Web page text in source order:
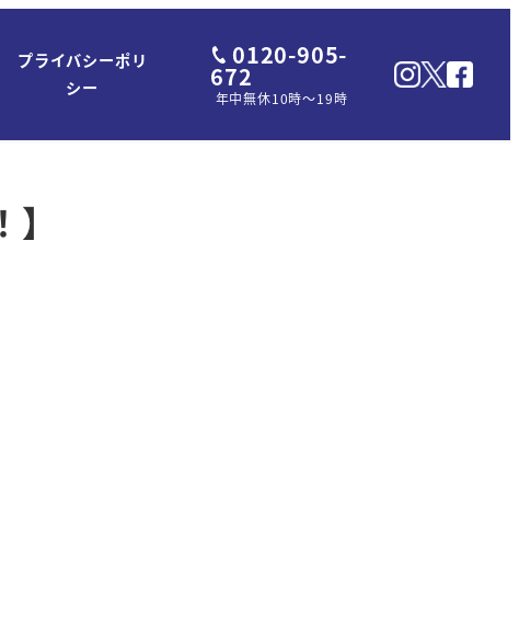
プライバシーポリ
シー
0120-905-
672
年中無休10時～19時